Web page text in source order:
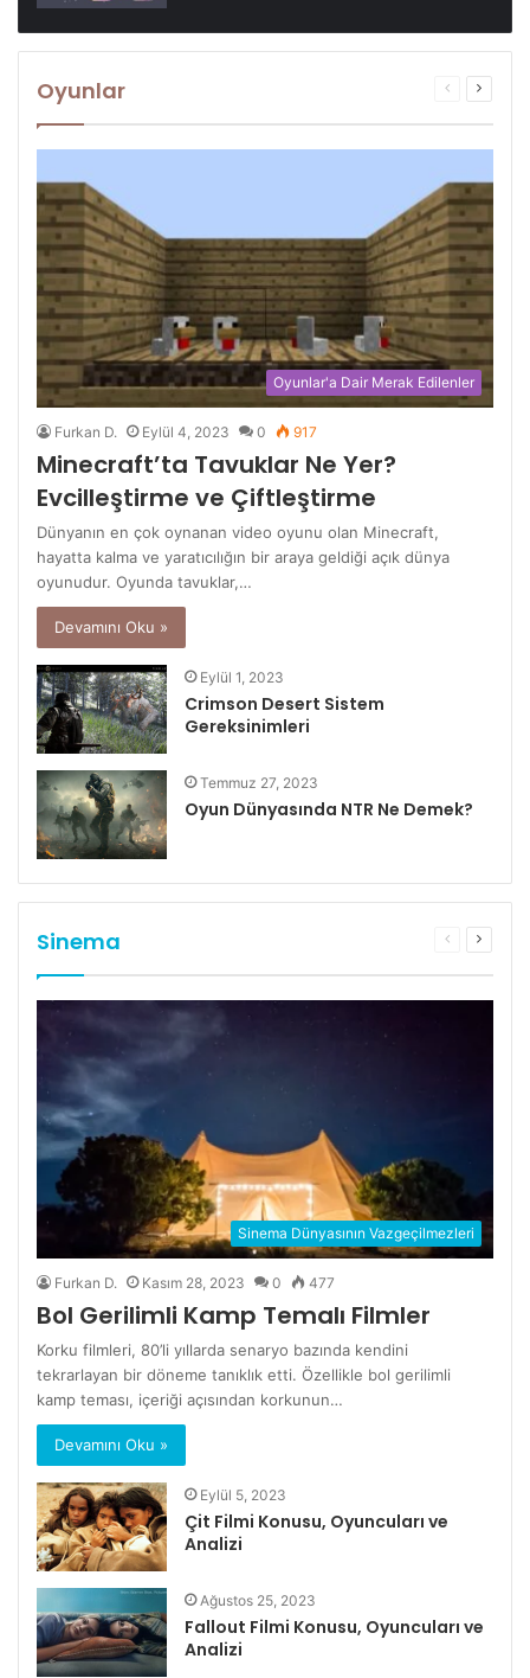
Oyunlar
ÖncekiSonraki
Oyunlar'a Dair Merak Edilenler
Furkan D. Eylül 4, 2023 0 917
Minecraft’ta Tavuklar Ne Yer?
Evcilleştirme ve Çiftleştirme
Dünyanın en çok oynanan video oyunu olan Minecraft,
hayatta kalma ve yaratıcılığın bir araya geldiği açık dünya
oyunudur. Oyunda tavuklar,…
Devamını Oku »
Eylül 1, 2023
Crimson Desert Sistem
Gereksinimleri
Temmuz 27, 2023
Oyun Dünyasında NTR Ne Demek?
Sinema
ÖncekiSonraki
Sinema Dünyasının Vazgeçilmezleri
Furkan D. Kasım 28, 2023 0 477
Bol Gerilimli Kamp Temalı Filmler
Korku filmleri, 80’li yıllarda senaryo bazında kendini
tekrarlayan bir döneme tanıklık etti. Özellikle bol gerilimli
kamp teması, içeriği açısından korkunun…
Devamını Oku »
Eylül 5, 2023
Çit Filmi Konusu, Oyuncuları ve
Analizi
Ağustos 25, 2023
Fallout Filmi Konusu, Oyuncuları ve
Analizi